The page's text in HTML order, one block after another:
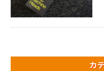
カ